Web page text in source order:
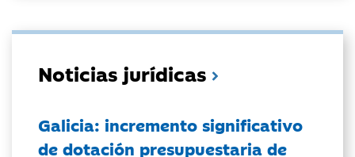
Noticias jurídicas
Galicia: incremento significativo
de dotación presupuestaria de